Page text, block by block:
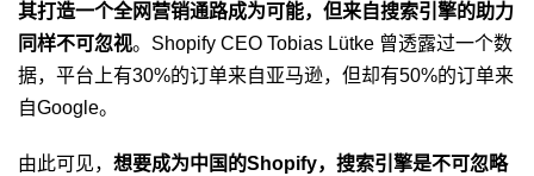
其打造一个全网营销通路成为可能，但来自搜索引擎的助力
同样不可忽视。Shopify CEO Tobias Lütke 曾透露过一个数
据，平台上有30%的订单来自亚马逊，但却有50%的订单来
自Google。
由此可见， 想要成为中国的Shopify，搜索引擎是不可忽略